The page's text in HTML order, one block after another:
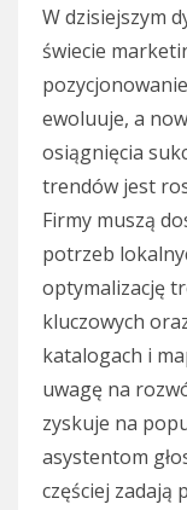
W dzisiejszym
świecie
ewoluuje, a
osiągnięcia
trendów jest
Firmy muszą
potrzeb
optymalizację
kluczowych
katalogach i
uwagę na
zyskuje na
asystentom
częściej